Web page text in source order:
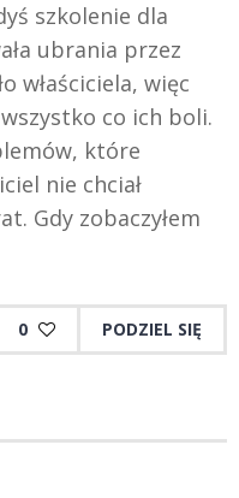
szkolenie dla
ubrania przez
właściciela, więc
co ich boli.
które
nie chciał
Gdy zobaczyłem
0 PODZIEL SIĘ